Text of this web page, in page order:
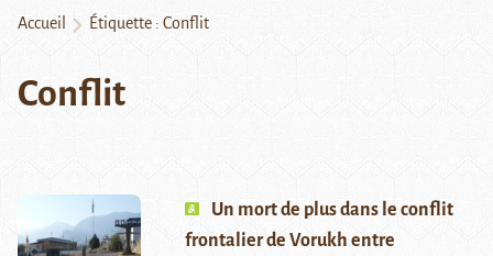
Accueil Étiquette : Conflit
Conflit
Un mort de plus dans le conflit
frontalier de Vorukh entre